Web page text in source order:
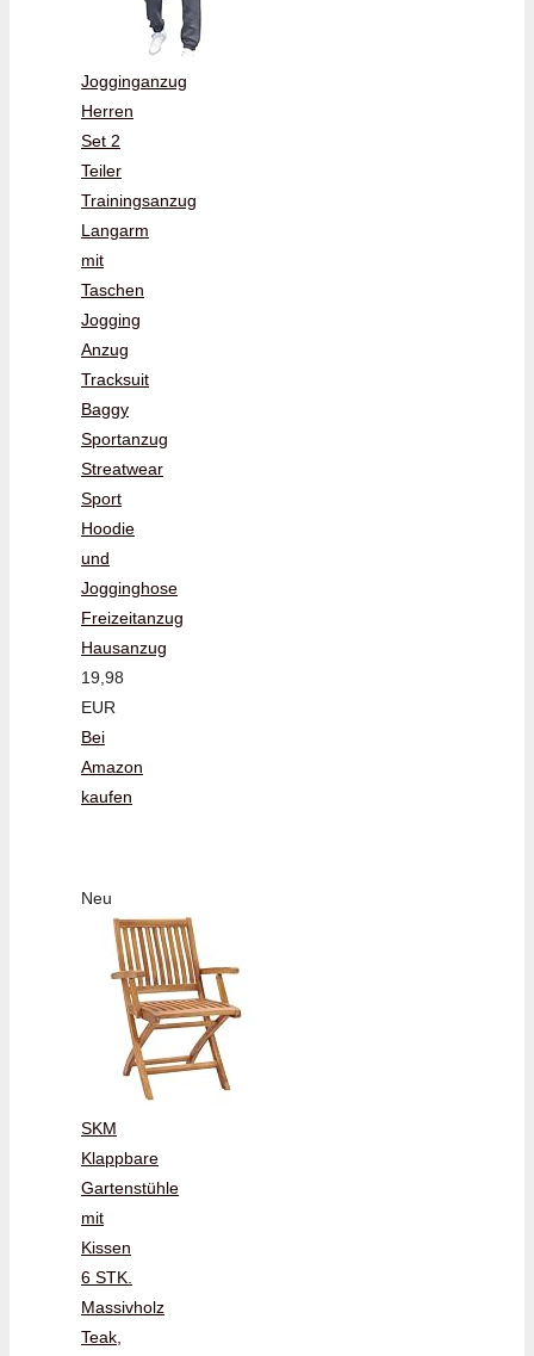
Jogginganzug
Herren
Set 2
Teiler
Trainingsanzug
Langarm
mit
Taschen
Jogging
Anzug
Tracksuit
Baggy
Sportanzug
Streatwear
Sport
Hoodie
und
Jogginghose
Freizeitanzug
Hausanzug
19,98
EUR
Bei
Amazon
kaufen
Neu
SKM
Klappbare
Gartenstühle
mit
Kissen
6 STK.
Massivholz
Teak,